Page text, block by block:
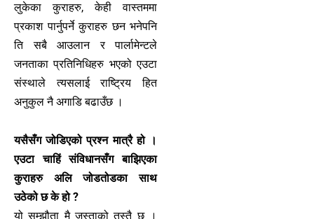
लुकेका कुराहरु, केही वास्तममा
प्रकाश पार्नुपर्ने कुराहरु छन भनेपनि
ति सबै आउलान र पार्लामेन्टले
जनताका प्रतिनिधिहरु भएको एउटा
संस्थाले त्यसलाई राष्ट्रिय हित
अनुकुल नै अगाडि बढाउँछ ।
यसैसँग जोडिएको प्रश्न मात्रै हो ।
एउटा चाहिं संविधानसँग बाझिएका
कुराहरु अलि जोडतोडका साथ
उठेको छ के हो ?
यो सम्झौता मै जस्ताको तस्तै छ ।